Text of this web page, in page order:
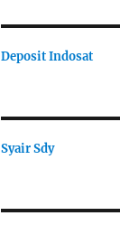
Deposit Indosat
Syair Sdy